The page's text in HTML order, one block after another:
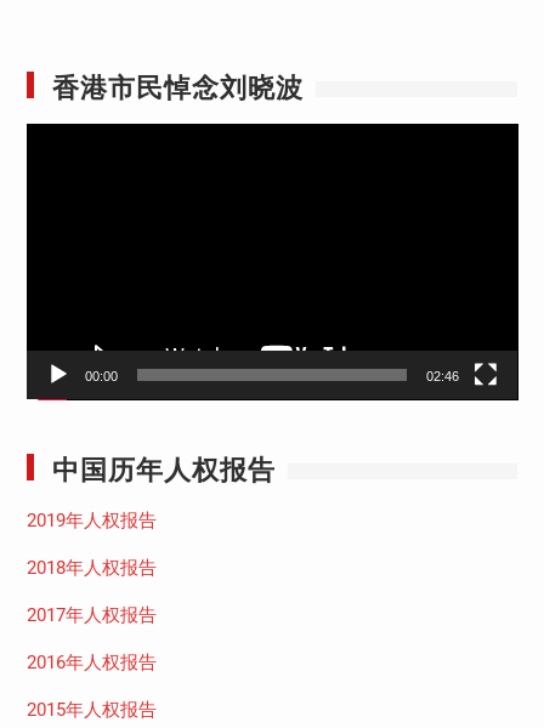
香港市民悼念刘晓波
00:00 02:46
中国历年人权报告
2019年人权报告
2018年人权报告
2017年人权报告
2016年人权报告
2015年人权报告